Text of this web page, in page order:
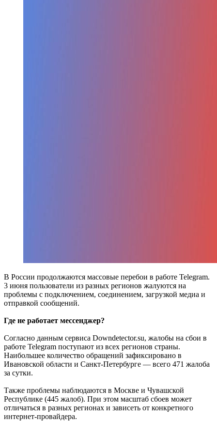
В России продолжаются массовые перебои в работе Telegram.
3 июня пользователи из разных регионов жалуются на
проблемы с подключением, соединением, загрузкой медиа и
отправкой сообщений.
Где не работает мессенджер?
Согласно данным сервиса Downdetector.su, жалобы на сбои в
работе Telegram поступают из всех регионов страны.
Наибольшее количество обращений зафиксировано в
Ивановской области и Санкт-Петербурге — всего 471 жалоба
за сутки.
Также проблемы наблюдаются в Москве и Чувашской
Республике (445 жалоб). При этом масштаб сбоев может
отличаться в разных регионах и зависеть от конкретного
интернет-провайдера.